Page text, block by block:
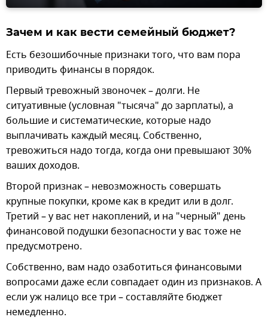
Зачем и как вести семейный бюджет?
Есть безошибочные признаки того, что вам пора
приводить финансы в порядок.
Первый тревожный звоночек – долги. Не
ситуативные (условная "тысяча" до зарплаты), а
большие и систематические, которые надо
выплачивать каждый месяц. Собственно,
тревожиться надо тогда, когда они превышают 30%
ваших доходов.
Второй признак – невозможность совершать
крупные покупки, кроме как в кредит или в долг.
Третий – у вас нет накоплений, и на "черный" день
финансовой подушки безопасности у вас тоже не
предусмотрено.
Собственно, вам надо озаботиться финансовыми
вопросами даже если совпадает один из признаков. А
если уж налицо все три – составляйте бюджет
немедленно.